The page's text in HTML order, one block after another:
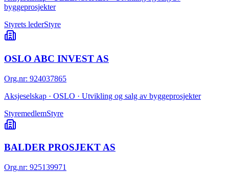
byggeprosjekter
Styrets lederStyre
OSLO ABC INVEST AS
Org.nr: 924037865
Aksjeselskap · OSLO · Utvikling og salg av byggeprosjekter
StyremedlemStyre
BALDER PROSJEKT AS
Org.nr: 925139971